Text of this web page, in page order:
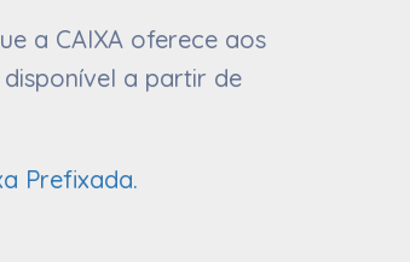
a CAIXA oferece aos
a partir de
Prefixada.